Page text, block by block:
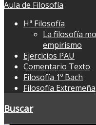
Aula de Filosofía
Hª Filosofía
La filosofía
empirismo
Ejercicios PAU
Comentario Texto
Filosofía 1º Bach
Filosofía Extremeña
Buscar